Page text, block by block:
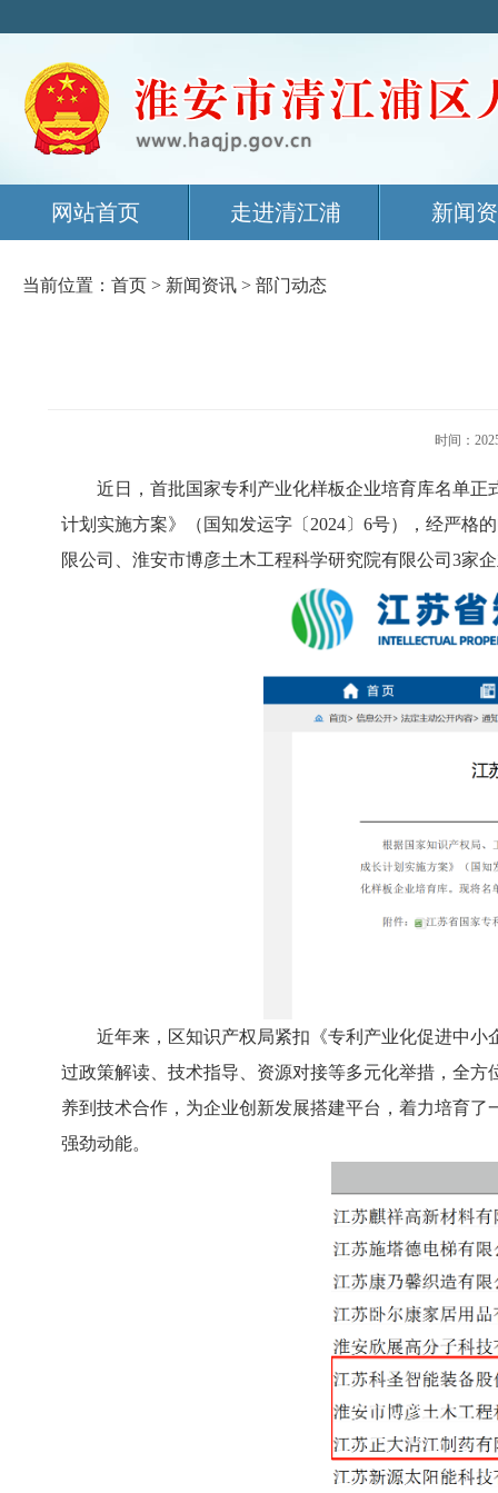
网站首页 走进清江浦 新闻
当前位置： 首页 > 新闻资讯 > 部门动态
时间：
近日，首批国家专利产业化样板企业培育库名单
计划实施方案》（国知发运字〔2024〕6号），经严格
限公司、淮安市博彦土木工程科学研究院有限公司3家
近年来，区知识产权局紧扣《专利产业化促进中
过政策解读、技术指导、资源对接等多元化举措，全
养到技术合作，为企业创新发展搭建平台，着力培育
强劲动能。